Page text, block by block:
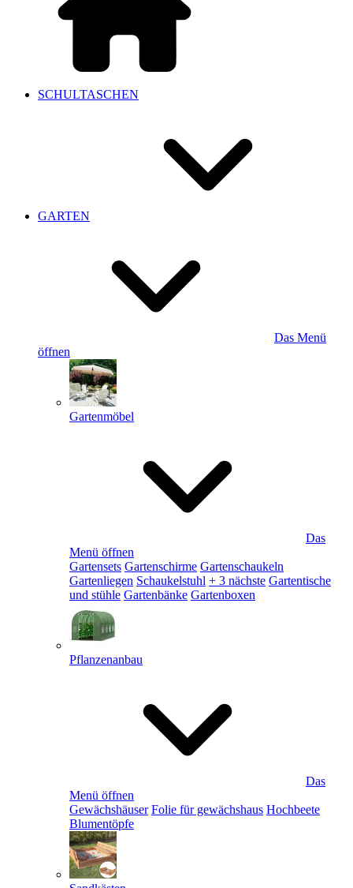
SCHULTASCHEN
GARTEN
Das Menü
öffnen
Gartenmöbel
Das
Menü öffnen
Gartensets Gartenschirme Gartenschaukeln
Gartenliegen Schaukelstuhl + 3 nächste Gartentische
und stühle Gartenbänke Gartenboxen
Pflanzenanbau
Das
Menü öffnen
Gewächshäuser Folie für gewächshaus Hochbeete
Blumentöpfe